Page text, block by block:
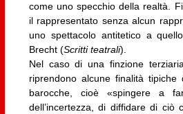
come uno specchio della realtà.
il rappresentato senza alcun
uno spettacolo antitetico a
Brecht (Scritti teatrali).
Nel caso di una finzione
riprendono alcune finalità tipiche
barocche, cioè «spingere a
dell’incertezza, di diffidare di